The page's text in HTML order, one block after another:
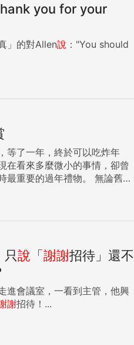
you for your
」的對Allen說 ："You should
等了一年，終於可以吃炸年
在看來多麼微小的事情，卻曾
的過年禮物。 無論舊的
己，最想要什麼犒賞禮物。
說 「謝謝招待」還不
進會議室，一看到主管，他興
謝招待！...